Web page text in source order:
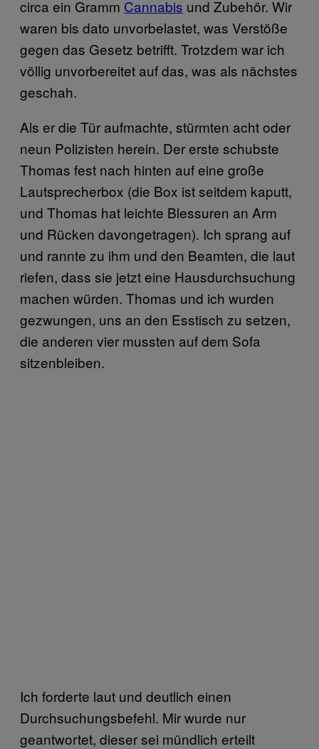
circa ein Gramm Cannabis und Zubehör. Wir
waren bis dato unvorbelastet, was Verstöße
gegen das Gesetz betrifft. Trotzdem war ich
völlig unvorbereitet auf das, was als nächstes
geschah.
Als er die Tür aufmachte, stürmten acht oder
neun Polizisten herein. Der erste schubste
Thomas fest nach hinten auf eine große
Lautsprecherbox (die Box ist seitdem kaputt,
und Thomas hat leichte Blessuren an Arm
und Rücken davongetragen). Ich sprang auf
und rannte zu ihm und den Beamten, die laut
riefen, dass sie jetzt eine Hausdurchsuchung
machen würden. Thomas und ich wurden
gezwungen, uns an den Esstisch zu setzen,
die anderen vier mussten auf dem Sofa
sitzenbleiben.
Ich forderte laut und deutlich einen
Durchsuchungsbefehl. Mir wurde nur
geantwortet, dieser sei mündlich erteilt